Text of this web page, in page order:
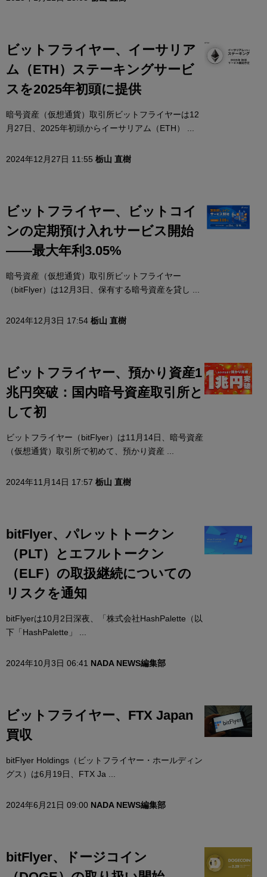
ビットフライヤー、イーサリア
ム（ETH）ステーキングサービ
スを2025年初頭に提供
暗号資産（仮想通貨）取引所ビットフライヤーは12
月27日、2025年初頭からイーサリアム（ETH） ...
2024年12月27日 11:55 栃山 直樹
ビットフライヤー、ビットコイ
ンの定期預け入れサービス開始
——最大年利3.05%
暗号資産（仮想通貨）取引所ビットフライヤー
（bitFlyer）は12月3日、保有する暗号資産を貸し ...
2024年12月3日 17:54 栃山 直樹
ビットフライヤー、預かり資産1
兆円突破：国内暗号資産取引所と
して初
ビットフライヤー（bitFlyer）は11月14日、暗号資産
（仮想通貨）取引所で初めて、預かり資産 ...
2024年11月14日 17:57 栃山 直樹
bitFlyer、パレットトークン
（PLT）とエフルトークン
（ELF）の取扱継続についての
リスクを通知
bitFlyerは10月2日深夜、「株式会社HashPalette（以
下「HashPalette」 ...
2024年10月3日 06:41 NADA NEWS編集部
ビットフライヤー、FTX Japan
買収
bitFlyer Holdings（ビットフライヤー・ホールディン
グス）は6月19日、FTX Ja ...
2024年6月21日 09:00 NADA NEWS編集部
bitFlyer、ドージコイン